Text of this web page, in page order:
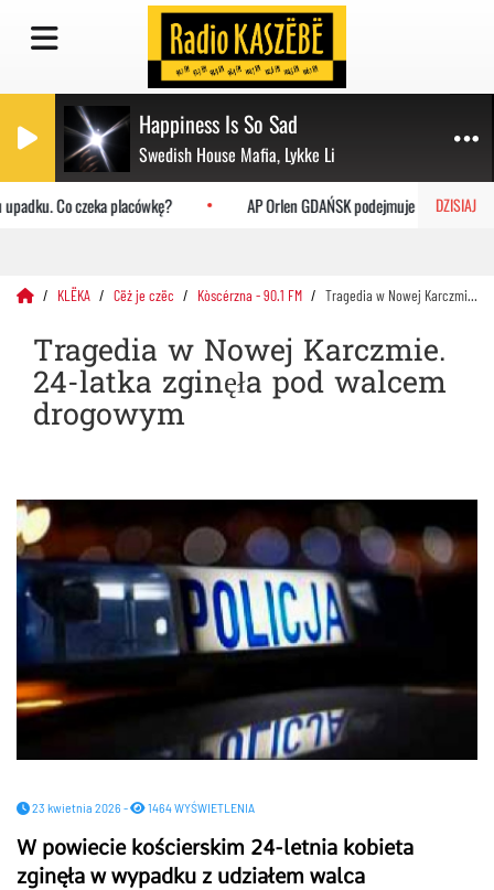
Happiness Is So Sad
Swedish House Mafia, Lykke Li
DZISIAJ
Co czeka placówkę? AP Orlen GDAŃSK podejmuje Uniwersytet
KLËKA Cëż je czëc Kòscérzna - 90.1 FM Tragedia w Nowej Karczmie. 24-latka zginęła pod walcem drogowym
Tragedia w Nowej Karczmie.
24-latka zginęła pod walcem
drogowym
23 kwietnia 2026 - 1464 WYŚWIETLENIA
W powiecie kościerskim 24-letnia kobieta
zginęła w wypadku z udziałem walca